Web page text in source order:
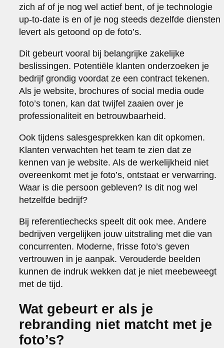
zich af of je nog wel actief bent, of je technologie
up-to-date is en of je nog steeds dezelfde diensten
levert als getoond op de foto’s.
Dit gebeurt vooral bij belangrijke zakelijke
beslissingen. Potentiële klanten onderzoeken je
bedrijf grondig voordat ze een contract tekenen.
Als je website, brochures of social media oude
foto’s tonen, kan dat twijfel zaaien over je
professionaliteit en betrouwbaarheid.
Ook tijdens salesgesprekken kan dit opkomen.
Klanten verwachten het team te zien dat ze
kennen van je website. Als de werkelijkheid niet
overeenkomt met je foto’s, ontstaat er verwarring.
Waar is die persoon gebleven? Is dit nog wel
hetzelfde bedrijf?
Bij referentiechecks speelt dit ook mee. Andere
bedrijven vergelijken jouw uitstraling met die van
concurrenten. Moderne, frisse foto’s geven
vertrouwen in je aanpak. Verouderde beelden
kunnen de indruk wekken dat je niet meebeweegt
met de tijd.
Wat gebeurt er als je
rebranding niet matcht met je
foto’s?